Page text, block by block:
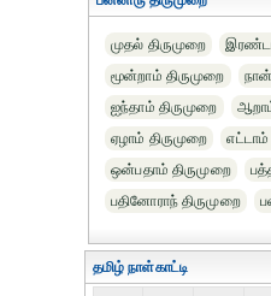
முதல் திருமுறை
மூன்றாம் திருமுறை
ஐந்தாம் திருமுறை
ஏழாம் திருமுறை
எட்டாம்
ஒன்பதாம் திருமுறை
பதினோராந் திருமுறை
தமிழ் நாள்காட்டி